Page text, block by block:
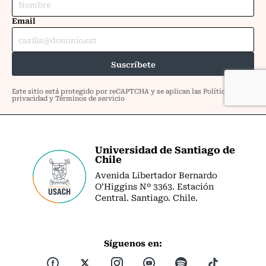
Universidad de Santiago de
Chile
Avenida Libertador Bernardo
O’Higgins Nº 3363. Estación
Central. Santiago. Chile.
Síguenos en: